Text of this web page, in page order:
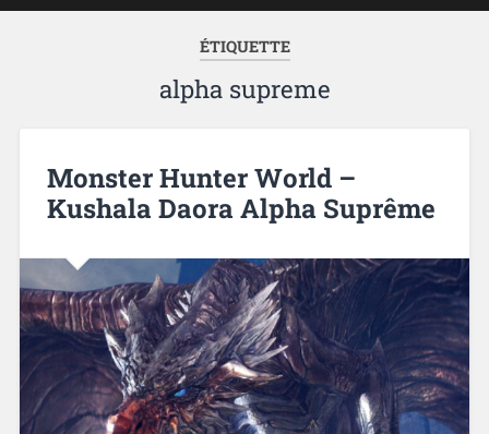
ÉTIQUETTE
alpha supreme
Monster Hunter World –
Kushala Daora Alpha Suprême